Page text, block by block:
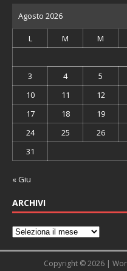
Agosto 2026
L M M
3
4 5
10
11 12
17
18 19
24
25 26
31
« Giu
ARCHIVI
Copyright © 2026 |